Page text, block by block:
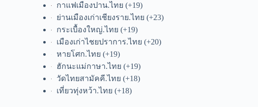
กาแฟเมืองปาน.ไทย +19
ย่านเมืองเก่าเชียงราย.ไทย +23
กระเบื้องใหญ่.ไทย +19
เมืองเก่าไชยปราการ.ไทย +20
หายโศก.ไทย +19
ฮักนะแม่กาษา.ไทย +19
วัดไทยสามัคคี.ไทย +18
เที่ยวทุ่งหว้า.ไทย +18